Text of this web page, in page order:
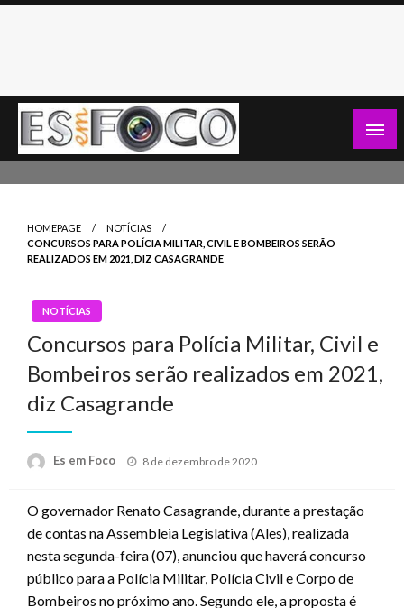
Skip
HOMEPAGE
NOTÍCIAS
CONCURSOS PARA POLÍCIA MILITAR, CIVIL E BOMBEIROS SERÃO
REALIZADOS EM 2021, DIZ CASAGRANDE
NOTÍCIAS
Concursos para Polícia Militar, Civil e
Bombeiros serão realizados em 2021,
diz Casagrande
Es em Foco
Posted
8 de dezembro de 2020
O governador Renato Casagrande, durante a prestação
de contas na Assembleia Legislativa (Ales), realizada
nesta segunda-feira (07), anunciou que haverá concurso
público para a Polícia Militar, Polícia Civil e Corpo de
Bombeiros no próximo ano. Segundo ele, a proposta é